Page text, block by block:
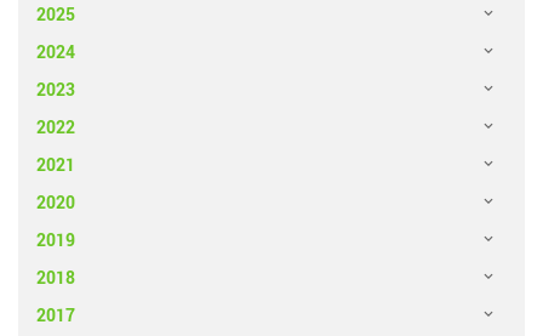
2025
2024
2023
2022
2021
2020
2019
2018
2017